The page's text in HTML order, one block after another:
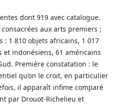
dont 919 avec catalogue.
aux arts premiers ;
: 1 810 objets africains, 1 017
et indonésiens, 61 américains
Première constatation : le
qu’on le croit, en particulier
il apparaît infime comparé
par Drouot-Richelieu et